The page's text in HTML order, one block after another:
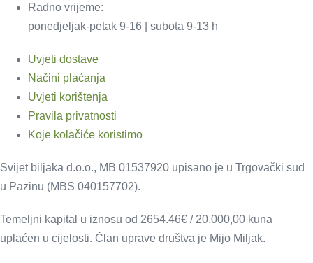
Radno vrijeme:
ponedjeljak-petak 9-16 | subota 9-13 h
Uvjeti dostave
Načini plaćanja
Uvjeti korištenja
Pravila privatnosti
Koje kolačiće koristimo
Svijet biljaka d.o.o., MB 01537920 upisano je u Trgovački sud
u Pazinu (MBS 040157702).
Temeljni kapital u iznosu od 2654.46€ / 20.000,00 kuna
uplaćen u cijelosti. Član uprave društva je Mijo Miljak.